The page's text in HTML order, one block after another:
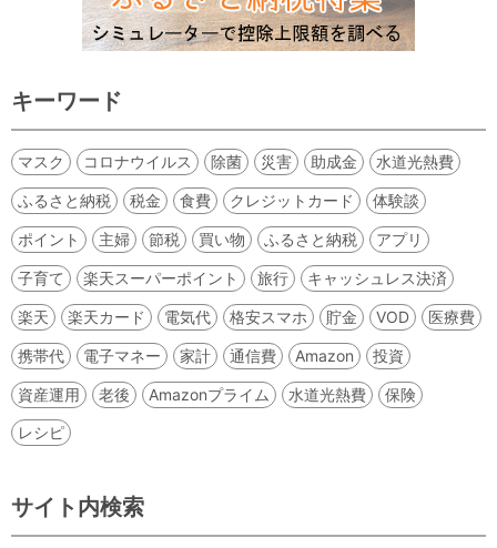
キーワード
マスク コロナウイルス 除菌 災害 助成金 水道光熱費
ふるさと納税 税金 食費 クレジットカード 体験談
ポイント 主婦 節税 買い物 ふるさと納税 アプリ
子育て 楽天スーパーポイント 旅行 キャッシュレス決済
楽天 楽天カード 電気代 格安スマホ 貯金 VOD 医療費
携帯代 電子マネー 家計 通信費 Amazon 投資
資産運用 老後 Amazonプライム 水道光熱費
保険
レシピ
サイト内検索